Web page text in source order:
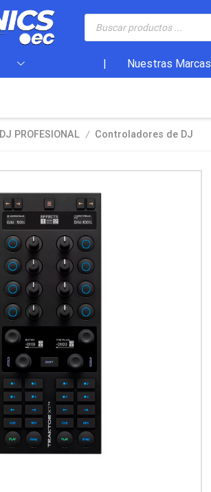
Nuestras Marcas
DJ PROFESIONAL / Controladores de DJ